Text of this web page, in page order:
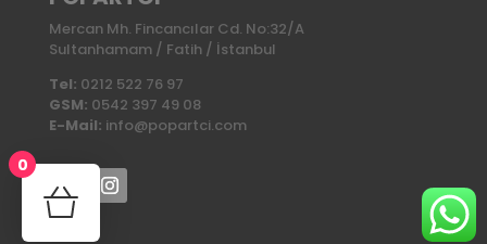
Mercan Mh. Fincancılar Cd. No:32/A
Sultanhamam / Fatih / İstanbul
Tel: 0212 522 76 97
GSM: 0542 397 49 08
E-Mail: info@popartci.com
0